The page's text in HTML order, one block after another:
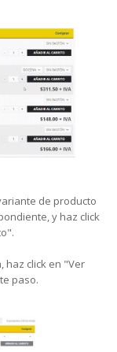
de producto
y haz click
haz click en "Ver
paso.